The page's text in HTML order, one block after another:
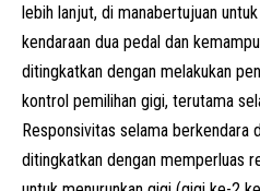
lebih lanjut, di manabertujuan
kendaraan dua pedal dan
ditingkatkan dengan melakukan
kontrol pemilihan gigi, terutama
Responsivitas selama berkendara
ditingkatkan dengan memperluas